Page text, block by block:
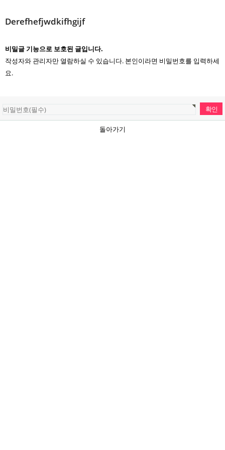
Derefhefjwdkifhgijf
비밀글 기능으로 보호된 글입니다.
작성자와 관리자만 열람하실 수 있습니다. 본인이라면 비밀번호를 입력하세
요.
돌아가기